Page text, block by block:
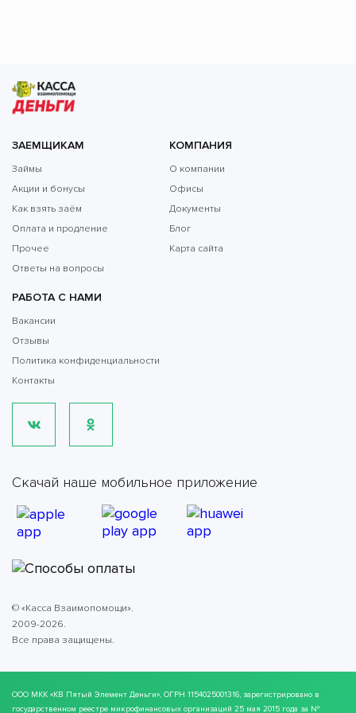
ЗАЕМЩИКАМ
Займы
Акции и бонусы
Как взять заём
Оплата и продление
Прочее
Ответы на вопросы
КОМПАНИЯ
О компании
Офисы
Документы
Блог
Карта сайта
РАБОТА С НАМИ
Вакансии
Отзывы
Политика конфиденциальности
Контакты
Скачай наше мобильное приложение
© «Касса Взаимопомощи».
2009-2026.
Все права защищены.
ООО МКК «КВ Пятый Элемент Деньги», ОГРН 1154025001316, зарегистрировано в
государственном реестре микрофинансовых организаций 25 мая 2015 года за №